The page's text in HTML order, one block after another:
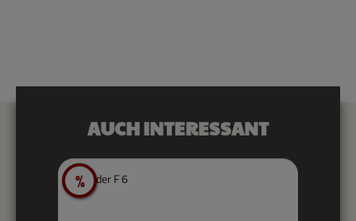
Produktgalerie überspringen
AUCH INTERESSANT
Rabatt
%